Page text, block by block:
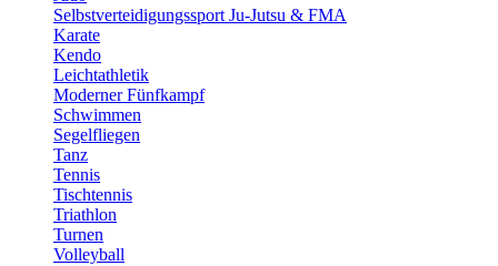
Selbstverteidigungssport Ju-Jutsu & FMA
Karate
Kendo
Leichtathletik
Moderner Fünfkampf
Schwimmen
Segelfliegen
Tanz
Tennis
Tischtennis
Triathlon
Turnen
Volleyball